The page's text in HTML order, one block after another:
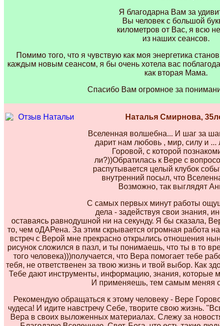
Я благодарна Вам за
Вы человек с большой
километров от Вас, я всю
из наших сеансов.
Помимо того, что я чувствую как моя энергетика
каждым новым сеансом, я бы очень хотела вас
как вторая Мама.
Спасибо Вам огромное за
Наталья Смирнова,
Вселенная волшебна... И шаг за
дарит нам любовь , мир, силу и
Горовой, с которой
ли?))Обратилась к Вере с
распутывается целый клубок
внутренний посыл, что
Возможно, так выглядят
С самых первых минут работы
дела - задействуя свои знания,
оставаясь равнодушной ни на секунду. Я бы сказала,
то, чем оДАРена. За этим скрывается огромная работа
встреч с Верой мне прекрасно открылись отношения
рисунок сложился в пазл, и ты понимаешь, что ты в то
того человека)))получается, что Вера помогает тебе
тебя, не ответственен за твою жизнь и твой выбор. Как
Тебе дают инструменты, информацию, знания, которые
И применяешь, тем самым меняя
Рекомендую обращаться к этому человеку - Вере
чудеса! И идите навстречу Себе, творите свою жизнь.
Вера в своих выложенных материалах. Слежу за